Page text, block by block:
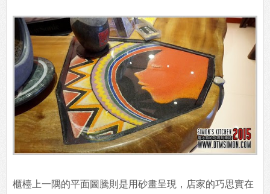
櫃檯上一隅的平面圖騰則是用砂畫呈現，店家的巧思實在